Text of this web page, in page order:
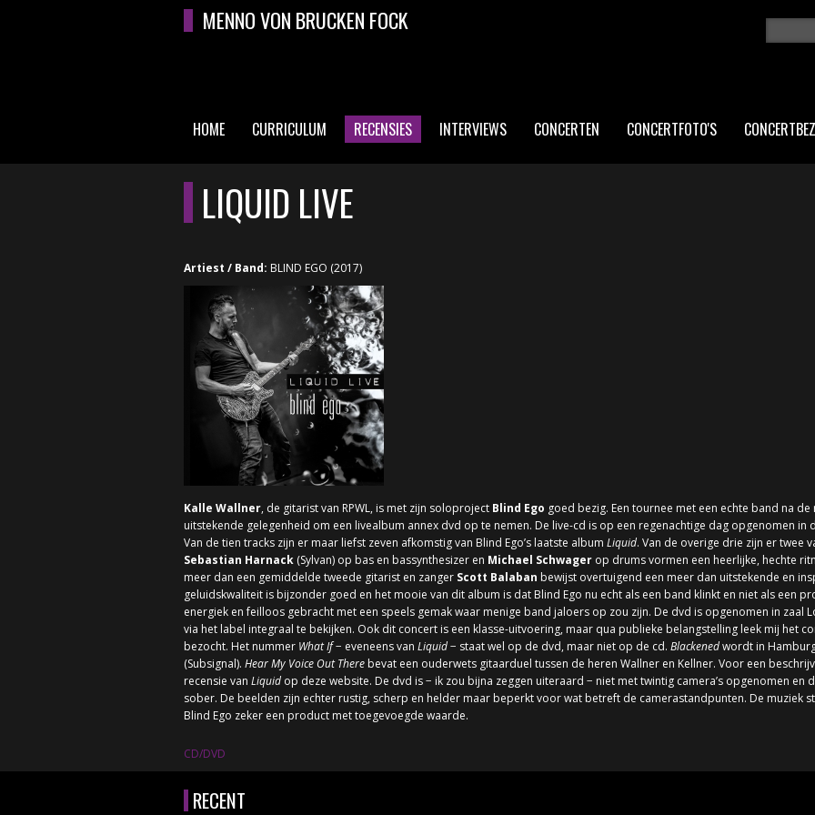
Overslaan en naar de algemene inhoud gaanMENNO VON BRUCKEN FOCK
HOOFDMENU
HOME CURRICULUM RECENSIES INTERVIEWS CONCERTEN CONCERTFOTO'S
LIQUID LIVE
Artiest / Band: BLIND EGO (2017)
Kalle Wallner, de gitarist van RPWL, is met zijn soloproject Blind Ego goed bezig. Een tournee met een echte band na de
uitstekende gelegenheid om een livealbum annex dvd op te nemen. De live-cd is op een regenachtige dag opgenomen in
Van de tien tracks zijn er maar liefst zeven afkomstig van Blind Ego’s laatste album Liquid. Van de overige drie zijn er twee
Sebastian Harnack (Sylvan) op bas en bassynthesizer en Michael Schwager op drums vormen een heerlijke, hechte
meer dan een gemiddelde tweede gitarist en zanger Scott Balaban bewijst overtuigend een meer dan uitstekende en
geluidskwaliteit is bijzonder goed en het mooie van dit album is dat Blind Ego nu echt als een band klinkt en niet als een
energiek en feilloos gebracht met een speels gemak waar menige band jaloers op zou zijn. De dvd is opgenomen in zaal
via het label integraal te bekijken. Ook dit concert is een klasse-uitvoering, maar qua publieke belangstelling leek mij het
bezocht. Het nummer What If− eveneens van Liquid− staat wel op de dvd, maar niet op de cd. Blackenedwordt in
(Subsignal). Hear My Voice Out There bevat een ouderwets gitaarduel tussen de heren Wallner en Kellner. Voor een
recensie van Liquid op deze website. De dvd is − ik zou bijna zeggen uiteraard − niet met twintig camera’s opgenomen en
sober. De beelden zijn echter rustig, scherp en helder maar beperkt voor wat betreft de camerastandpunten. De muziek
Blind Ego zeker een product met toegevoegde waarde.
CD/DVD
RECENT